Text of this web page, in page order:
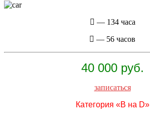
— 134 часа
— 56 часов
40 000 руб.
записаться
Категория «B на D»